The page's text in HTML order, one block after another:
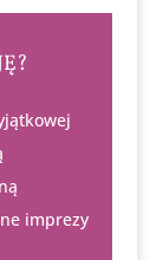
imprezy